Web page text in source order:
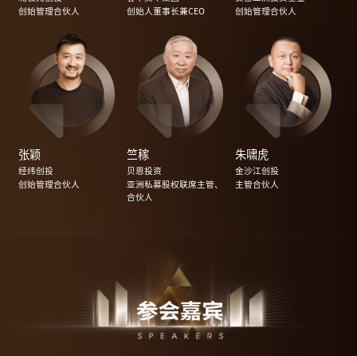
创始管理合伙人
创始人董事长兼CEO
创始管理合伙人
张颖
经纬创投
创始管理合伙人
竺稼
贝恩投资
亚洲私募股权联席主管、
合伙人
朱啸虎
金沙江创投
主管合伙人